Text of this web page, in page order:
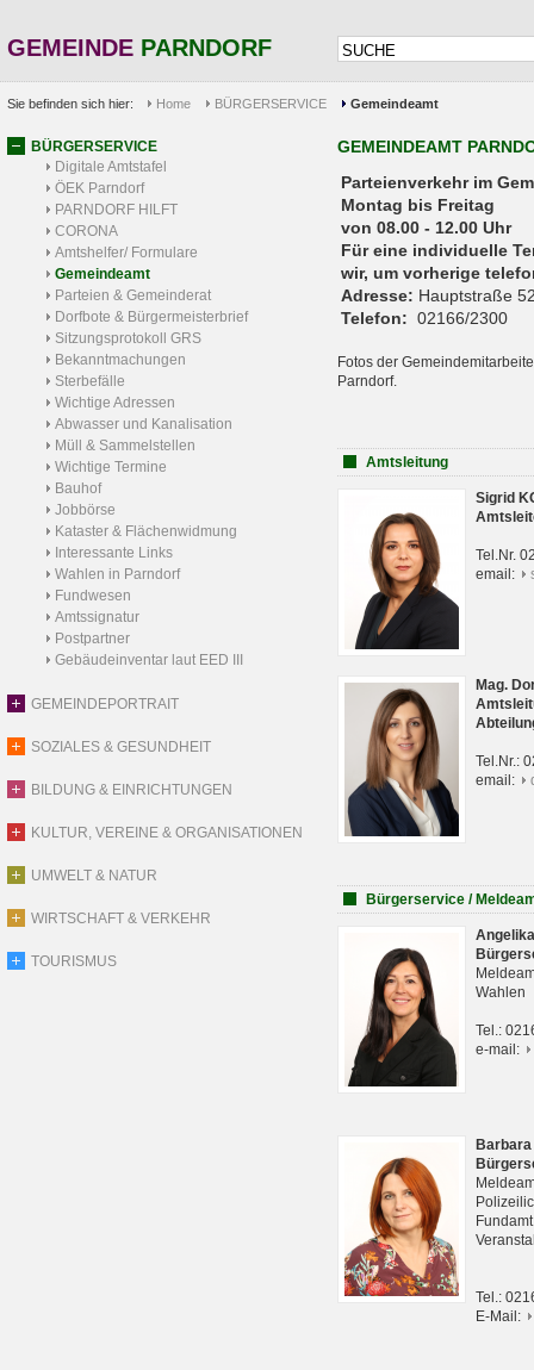
GEMEINDE PARNDORF
Sie befinden sich hier: Home BÜRGERSERVICE Gemeindeamt
BÜRGERSERVICE
Digitale Amtstafel
ÖEK Parndorf
PARNDORF HILFT
CORONA
Amtshelfer/ Formulare
Gemeindeamt
Parteien & Gemeinderat
Dorfbote & Bürgermeisterbrief
Sitzungsprotokoll GRS
Bekanntmachungen
Sterbefälle
Wichtige Adressen
Abwasser und Kanalisation
Müll & Sammelstellen
Wichtige Termine
Bauhof
Jobbörse
Kataster & Flächenwidmung
Interessante Links
Wahlen in Parndorf
Fundwesen
Amtssignatur
Postpartner
Gebäudeinventar laut EED III
GEMEINDEPORTRAIT
SOZIALES & GESUNDHEIT
BILDUNG & EINRICHTUNGEN
KULTUR, VEREINE & ORGANISATIONEN
UMWELT & NATUR
WIRTSCHAFT & VERKEHR
TOURISMUS
GEMEINDEAMT
Parteienverkehr
Montag bis Freitag
von 08.00 - 12.00 Uhr
Für eine individuelle
wir, um vorherige
Adresse: Hauptstraße
Telefon: 02166/2300
Fotos der
Parndorf.
Amtsleitung
Sigrid
Tel.Nr.
email:
Mag.
Tel.Nr.:
email:
Bürgerservice /
Wahlen
Tel.:
e-mail:
Tel.:
E-Mail: